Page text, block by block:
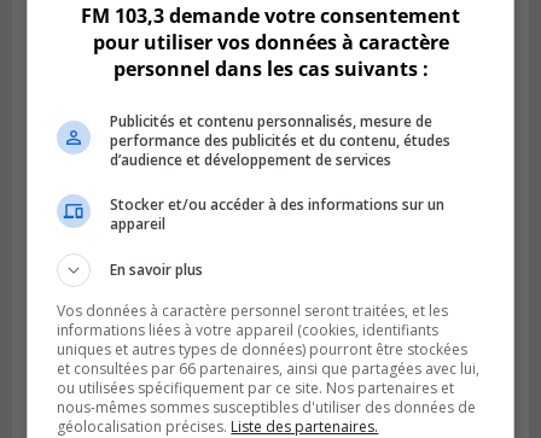
BROSSARD
Publié le 2 août 2026 à 23h04
Brossard
FM 103,3 demande votre consentement
pour utiliser vos données à caractère
personnel dans les cas suivants :
Publicités et contenu personnalisés, mesure de
performance des publicités et du contenu, études
d’audience et développement de services
Stocker et/ou accéder à des informations sur un
appareil
En savoir plus
Vos données à caractère personnel seront traitées, et les
informations liées à votre appareil (cookies, identifiants
uniques et autres types de données) pourront être stockées
et consultées par 66 partenaires, ainsi que partagées avec lui,
ou utilisées spécifiquement par ce site. Nos partenaires et
nous-mêmes sommes susceptibles d'utiliser des données de
géolocalisation précises. Liste des partenaires.